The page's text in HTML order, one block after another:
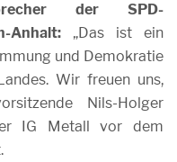
der SPD-
Anhalt: „Das ist ein
und Demokratie
Wir freuen uns,
Nils-Holger
IG Metall vor dem